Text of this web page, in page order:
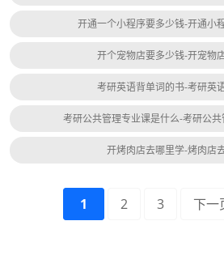
开通一个小程序要多少钱-开通小
开个宠物店要多少钱-开宠物
考研英语背单词的书-考研英
考研公共管理专业课是什么-考研公
开烤肉店去哪里学-烤肉店
1 2 3 下一